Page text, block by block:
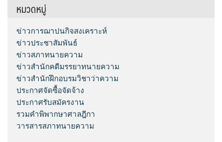
หมวดหมู่
ข่าวการฌาปนกิจสงเคราะห์
ข่าวประชาสัมพันธ์
ข่าวสภาทนายความ
ข่าวสำนักคดีมรรยาทนายความ
ข่าวสำนักฝึกอบรมวิชาว่าความ
ประกาศจัดซื้อจัดจ้าง
ประกาศรับสมัครงาน
รวมคำพิพากษาศาลฎีกา
วารสารสภาทนายความ